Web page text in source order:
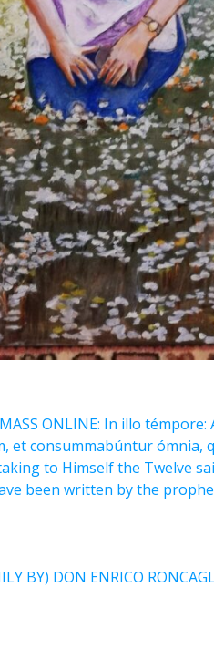
ONLINE: In illo
et consummabúntur
to Himself the Twelve
been written by the
BY) DON ENRICO